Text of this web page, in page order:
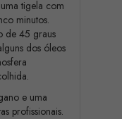
tigela com
minutos.
de 45 graus
dos óleos
e uma
profissionais.